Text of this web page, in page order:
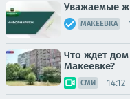
Уважаемые
МАКЕЕВКА
Что ждет
Макеевке?
СМИ 14:12